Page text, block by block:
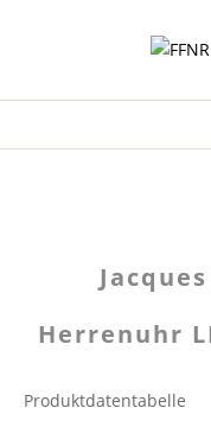
Herrenuhr
Produktdatentabelle